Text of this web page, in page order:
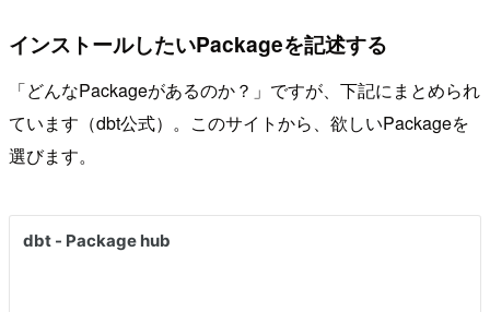
インストールしたいPackageを記述する
「どんなPackageがあるのか？」ですが、下記にまとめられ
ています（dbt公式）。このサイトから、欲しいPackageを
選びます。